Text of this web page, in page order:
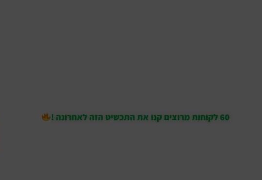
60 לקוחות מרוצים קנו את התכשיט הזה לאחרונה !